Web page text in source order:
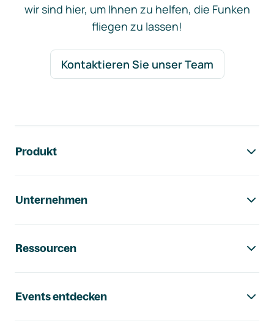
wir sind hier, um Ihnen zu helfen, die Funken
fliegen zu lassen!
Kontaktieren Sie unser Team
Produkt
Unternehmen
Ressourcen
Events entdecken